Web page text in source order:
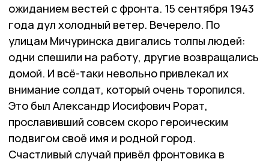
ожиданием вестей с фронта. 15 сентября 1943
года дул холодный ветер. Вечерело. По
улицам Мичуринска двигались толпы людей:
одни спешили на работу, другие возвращались
домой. И всё-таки невольно привлекал их
внимание солдат, который очень торопился.
Это был Александр Иосифович Рорат,
прославивший совсем скоро героическим
подвигом своё имя и родной город.
Счастливый случай привёл фронтовика в